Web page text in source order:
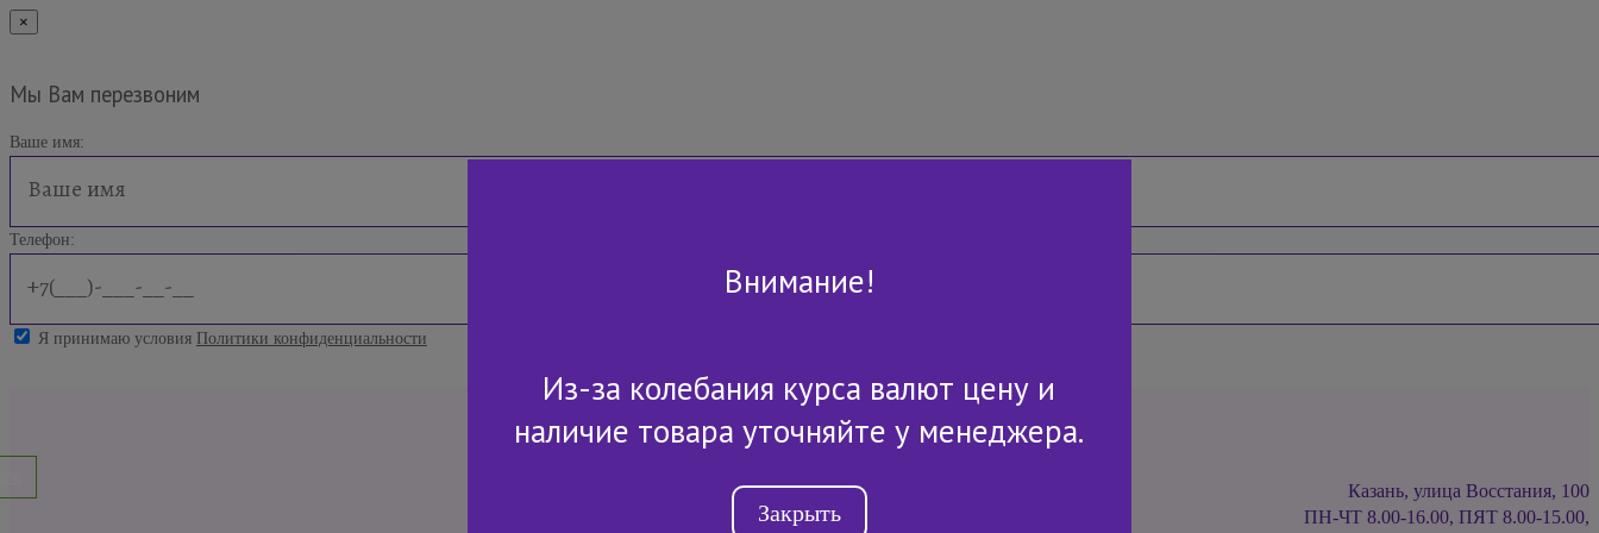
×
Мы Вам перезвоним
Ваше имя:
Телефон:
Я принимаю условия Политики конфиденциальности
+7 (843) 2-507-607
Казань, улица Восстания, 100
ПН-ЧТ 8.00-16.00, ПЯТ 8.00-15.00,
Внимание!
Из-за колебания курса валют цену и
наличие товара уточняйте у менеджера.
Закрыть